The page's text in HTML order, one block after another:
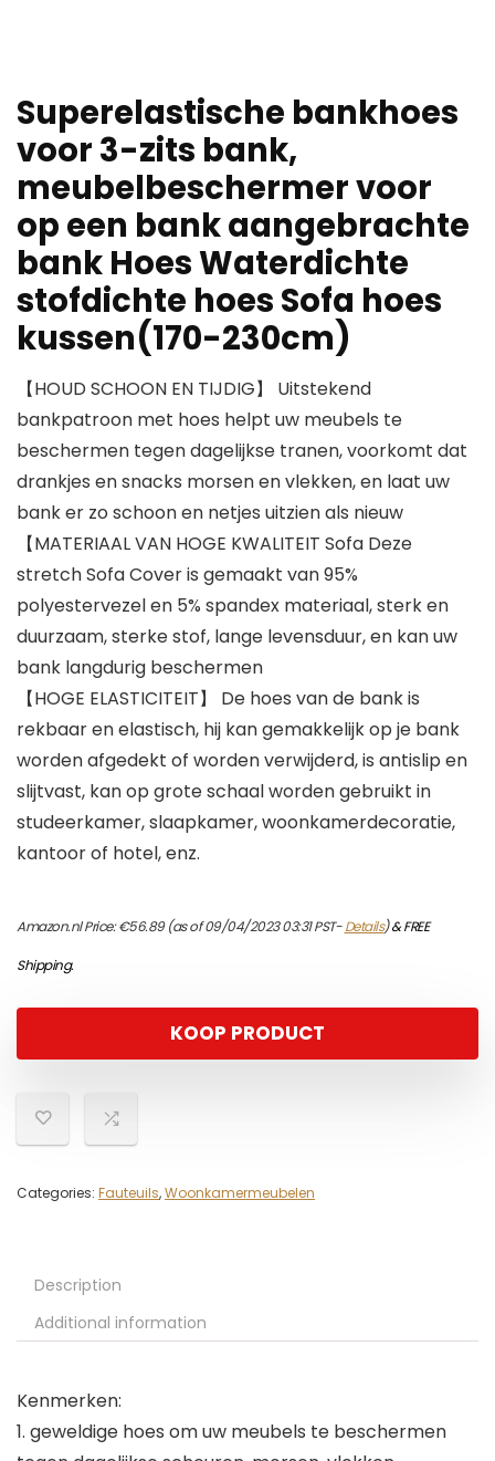
Superelastische bankhoes
voor 3-zits bank,
meubelbeschermer voor
op een bank aangebrachte
bank Hoes Waterdichte
stofdichte hoes Sofa hoes
kussen(170-230cm)
【HOUD SCHOON EN TIJDIG】 Uitstekend
bankpatroon met hoes helpt uw ​​meubels te
beschermen tegen dagelijkse tranen, voorkomt dat
drankjes en snacks morsen en vlekken, en laat uw
bank er zo schoon en netjes uitzien als nieuw
【MATERIAAL VAN HOGE KWALITEIT Sofa Deze
stretch Sofa Cover is gemaakt van 95%
polyestervezel en 5% spandex materiaal, sterk en
duurzaam, sterke stof, lange levensduur, en kan uw
bank langdurig beschermen
【HOGE ELASTICITEIT】 De hoes van de bank is
rekbaar en elastisch, hij kan gemakkelijk op je bank
worden afgedekt of worden verwijderd, is antislip en
slijtvast, kan op grote schaal worden gebruikt in
studeerkamer, slaapkamer, woonkamerdecoratie,
kantoor of hotel, enz.
Amazon.nl Price:€56.89(as of 09/04/2023 03:31 PST-Details)&FREE
Shipping.
KOOP PRODUCT
Categories: Fauteuils,Woonkamermeubelen
Description
Additional information
Kenmerken:
1. geweldige hoes om uw meubels te beschermen